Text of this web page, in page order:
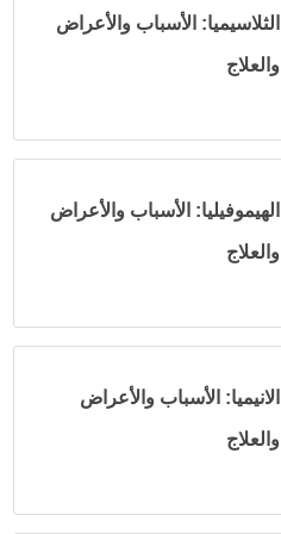
الثلاسيميا: الأسباب والأعراض
والعلاج
الهيموفيليا: الأسباب والأعراض
والعلاج
الانيميا: الأسباب والأعراض
والعلاج